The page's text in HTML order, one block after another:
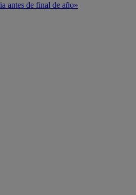
antes de final de año»